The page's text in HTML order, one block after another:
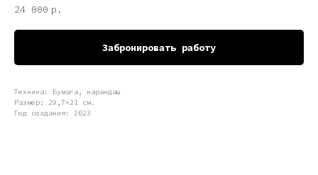
24 000 р.
Забронировать работу
Техника: Бумага, карандаш
Размер: 29,7×21 см.
Год создания: 2023